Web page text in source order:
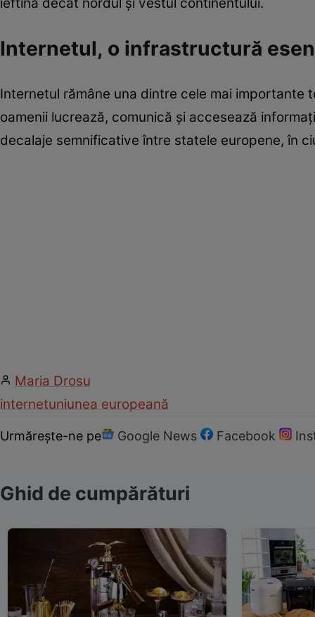
ieftină decât nordul și vestul continentului.
Internetul, o infrastructură
Internetul rămâne una dintre cele mai importante
oamenii lucrează, comunică și accesează
decalaje semnificative între statele europene, în
Maria Drosu
internetuniunea europeană
Urmărește-ne pe Google News Facebook
Ghid de cumpărături